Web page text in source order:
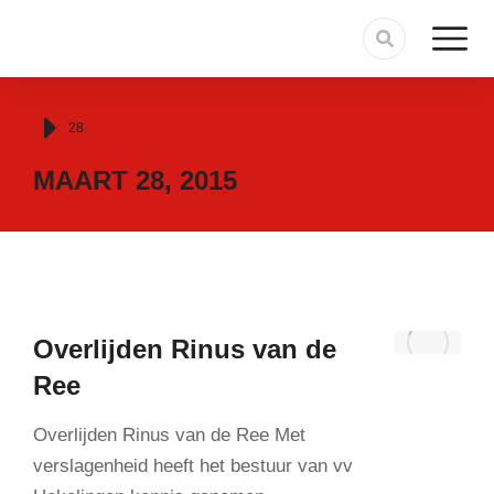
Je bent hier:
28
MAART 28, 2015
Overlijden Rinus van de
Ree
Overlijden Rinus van de Ree Met
verslagenheid heeft het bestuur van vv